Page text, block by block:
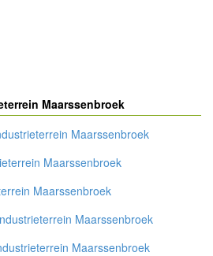
Maarssenbroek
Maarssenbroek
Maarssenbroek
Maarssenbroek
Maarssenbroek
Maarssenbroek